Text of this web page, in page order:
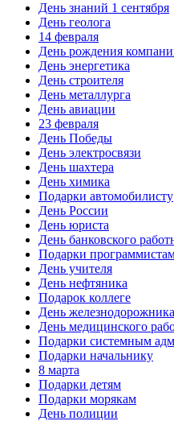
День знаний 1 сентября
День геолога
14 февраля
День рождения
День энергетика
День строителя
День металлурга
День авиации
23 февраля
День Победы
День электросвязи
День шахтера
День химика
Подарки автомобилисту
День России
День юриста
День банковского
Подарки
День учителя
День нефтяника
Подарок коллеге
День железнодорожника
День медицинского
Подарки системным
Подарки начальнику
8 марта
Подарки детям
Подарки морякам
День полиции